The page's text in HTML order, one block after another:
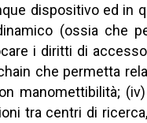
dispositivo ed in
(ossia che
i diritti di
che permetta
manomettibilità;
tra centri di